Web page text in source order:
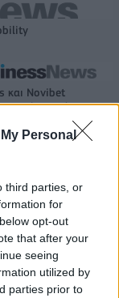
Personal
third parties, or
for
opt-out
that after your
seeing
utilized by
parties prior to
και Novibet
μαζί: Ανανέωση της
τους μέχρι το
δεικτών
άνοιξε τις